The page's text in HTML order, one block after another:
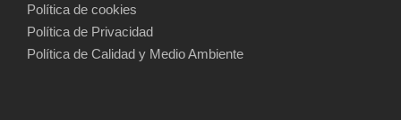
Política de cookies
Política de Privacidad
Política de Calidad y Medio Ambiente